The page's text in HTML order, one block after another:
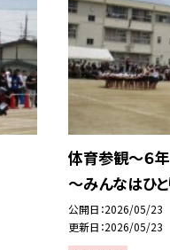
体育参観～
～みんなはひ
公開日 2026/05/23
更新日 2026/05/23